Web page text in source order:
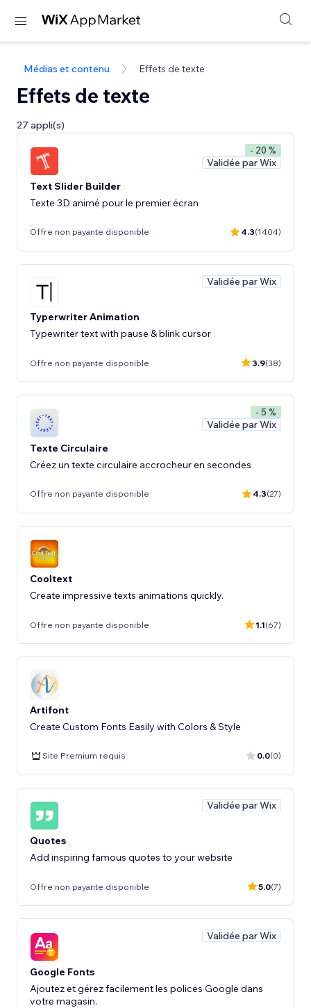
Médias et contenu Effets de texte
Effets de texte
27 appli(s)
- 20 %
Validée par Wix
Text Slider Builder
Texte 3D animé pour le premier écran
Offre non payante disponible 4.3(1404)
Validée par Wix
Typerwriter Animation
Typewriter text with pause & blink cursor
Offre non payante disponible 3.9(38)
- 5 %
Validée par Wix
Texte Circulaire
Créez un texte circulaire accrocheur en secondes
Offre non payante disponible 4.3(27)
Cooltext
Create impressive texts animations quickly.
Offre non payante disponible 1.1(67)
Artifont
Create Custom Fonts Easily with Colors & Style
Site Premium requis 0.0(0)
Validée par Wix
Quotes
Add inspiring famous quotes to your website
Offre non payante disponible 5.0(7)
Validée par Wix
Google Fonts
Ajoutez et gérez facilement les polices Google dans
votre magasin.